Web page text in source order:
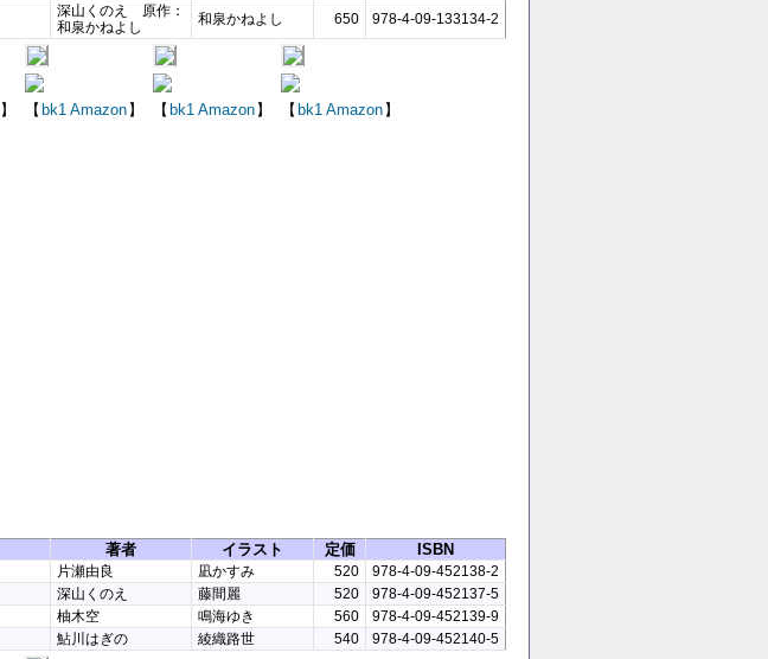
深山くのえ 原作：
和泉かねよし
和泉かねよし 650 978-4-09-133134-2
】 【bk1 Amazon】 【bk1 Amazon】 【bk1 Amazon】
著者 イラスト 定価 ISBN
片瀬由良 凪かすみ 520
978-4-09-452138-2
深山くのえ 藤間麗 520
978-4-09-452137-5
柚木空 鳴海ゆき 560
978-4-09-452139-9
鮎川はぎの 綾織路世 540 978-4-09-452140-5